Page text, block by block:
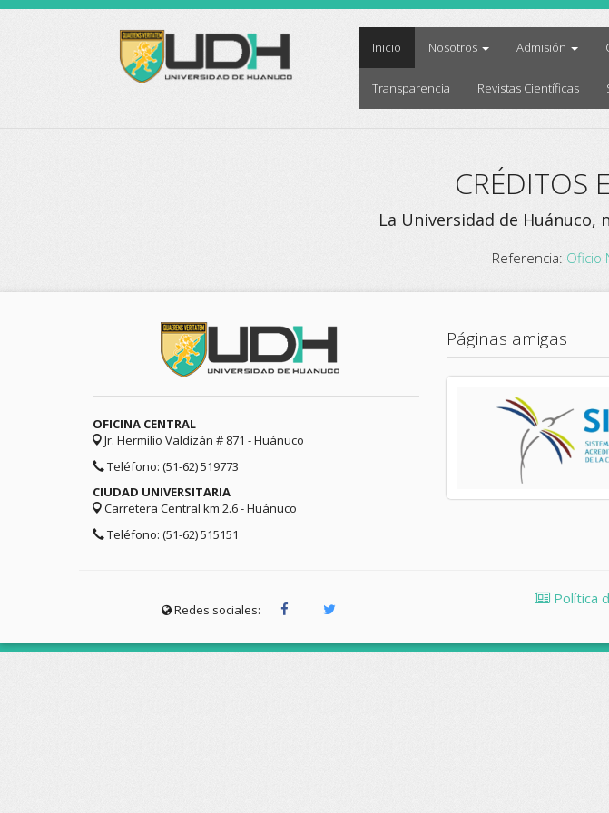
Inicio(current)Nosotros Admisión
Transparencia Revistas Científicas
CRÉDITOS
La Universidad de Huánuco,
Referencia: Oficio
OFICINA CENTRAL
Jr. Hermilio Valdizán # 871 - Huánuco
Teléfono: (51-62) 519773
CIUDAD UNIVERSITARIA
Carretera Central km 2.6 - Huánuco
Teléfono: (51-62) 515151
Páginas amigas
Redes sociales:
Política